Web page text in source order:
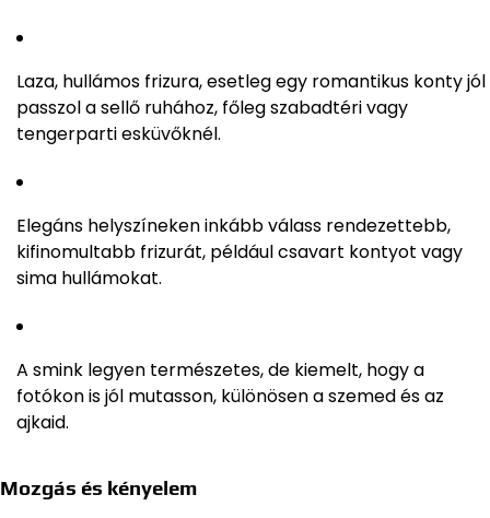
Laza, hullámos frizura, esetleg egy romantikus konty jól
passzol a sellő ruhához, főleg szabadtéri vagy
tengerparti esküvőknél.
Elegáns helyszíneken inkább válass rendezettebb,
kifinomultabb frizurát, például csavart kontyot vagy
sima hullámokat.
A smink legyen természetes, de kiemelt, hogy a
fotókon is jól mutasson, különösen a szemed és az
ajkaid.
Mozgás és kényelem